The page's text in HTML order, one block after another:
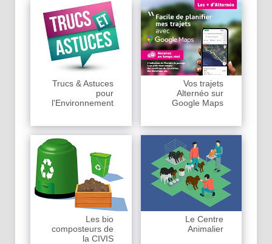
Trucs & Astuces
pour
l'Environnement
Vos trajets
Alternéo sur
Google Maps
Les bio
composteurs de
la CIVIS
Le Centre
Animalier